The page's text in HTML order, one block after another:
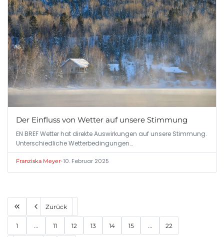
Der Einfluss von Wetter auf unsere Stimmung
EN BREF Wetter hat direkte Auswirkungen auf unsere Stimmung.
Unterschiedliche Wetterbedingungen…
Franziska Meyer•10. Februar 2025
Zurück
1 ... 11 12 13 14 15 ... 22